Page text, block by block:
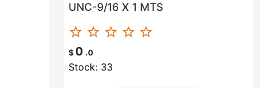
UNC-9/16 X 1 MTS
star_border star_border star_border star_border star_border
$ 0 .0
Stock: 33